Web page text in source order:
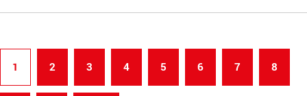
1 2 3 4 5 6 7 8